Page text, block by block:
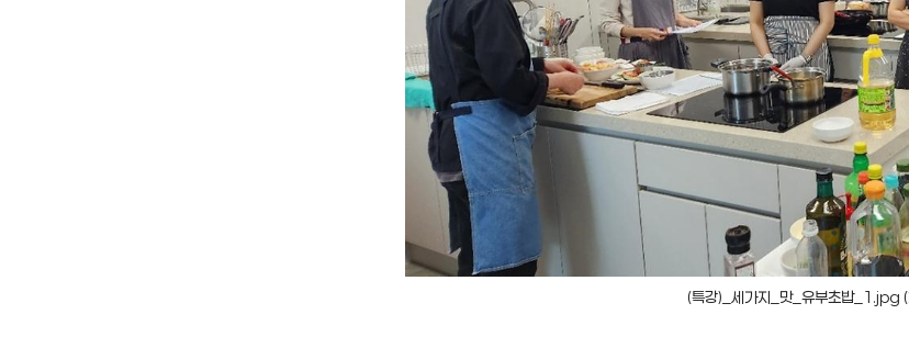
(특강)_세가지_맛_유부초밥